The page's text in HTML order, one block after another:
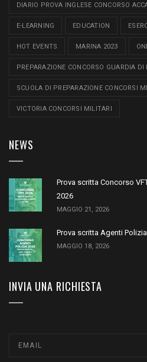
DIARIO PROVA INGLESE CONCORSO
E-LEARNING EDUCATION
HOT EVENTS MARINA 2023
PREPARAZIONE CONCORSO GUARDIA DI
SCUOLA DI PREPARAZIONE CONCORSI
VICTORIA CONCORSI MILITARI
NEWS
Prova scritta Concorso
2026
MAGGIO 21, 2026
Prova scritta Agenti
MAGGIO 18, 2026
INVIA UNA RICHIESTA